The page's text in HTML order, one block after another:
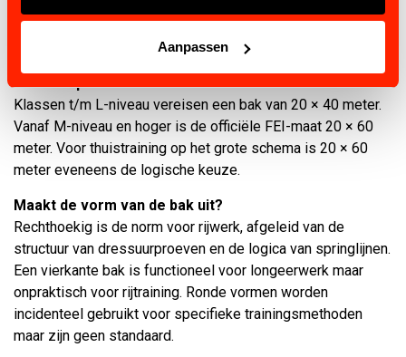
Aanpassen
40 meter aanbevolen.
dressuurproeven?
Klassen t/m L-niveau vereisen een bak van 20 × 40 meter.
Vanaf M-niveau en hoger is de officiële FEI-maat 20 × 60
meter. Voor thuistraining op het grote schema is 20 × 60
meter eveneens de logische keuze.
Maakt de vorm van de bak uit?
Rechthoekig is de norm voor rijwerk, afgeleid van de
structuur van dressuurproeven en de logica van springlijnen.
Een vierkante bak is functioneel voor longeerwerk maar
onpraktisch voor rijtraining. Ronde vormen worden
incidenteel gebruikt voor specifieke trainingsmethoden
maar zijn geen standaard.